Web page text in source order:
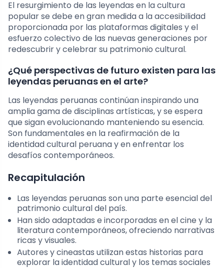
El resurgimiento de las leyendas en la cultura
popular se debe en gran medida a la accesibilidad
proporcionada por las plataformas digitales y el
esfuerzo colectivo de las nuevas generaciones por
redescubrir y celebrar su patrimonio cultural.
¿Qué perspectivas de futuro existen para las
leyendas peruanas en el arte?
Las leyendas peruanas continúan inspirando una
amplia gama de disciplinas artísticas, y se espera
que sigan evolucionando manteniendo su esencia.
Son fundamentales en la reafirmación de la
identidad cultural peruana y en enfrentar los
desafíos contemporáneos.
Recapitulación
Las leyendas peruanas son una parte esencial del
patrimonio cultural del país.
Han sido adaptadas e incorporadas en el cine y la
literatura contemporáneos, ofreciendo narrativas
ricas y visuales.
Autores y cineastas utilizan estas historias para
explorar la identidad cultural y los temas sociales